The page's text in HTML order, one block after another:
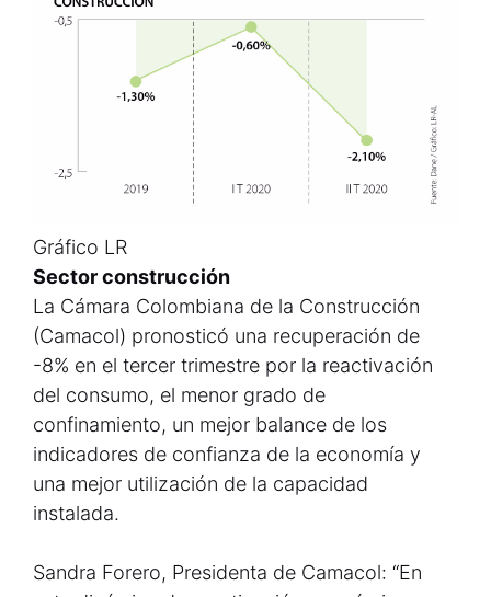
Gráfico LR
Sector construcción
La Cámara Colombiana de la Construcción
(Camacol) pronosticó una recuperación de
-8% en el tercer trimestre por la reactivación
del consumo, el menor grado de
confinamiento, un mejor balance de los
indicadores de confianza de la economía y
una mejor utilización de la capacidad
instalada.
Sandra Forero, Presidenta de Camacol: “En